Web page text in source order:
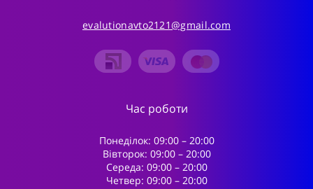
evalutionavto2121@gmail.com
Час роботи
Понеділок: 09:00 – 20:00
Вівторок: 09:00 – 20:00
Середа: 09:00 – 20:00
Четвер: 09:00 – 20:00